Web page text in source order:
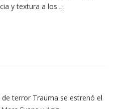
y textura a los …
terror Trauma se estrenó el